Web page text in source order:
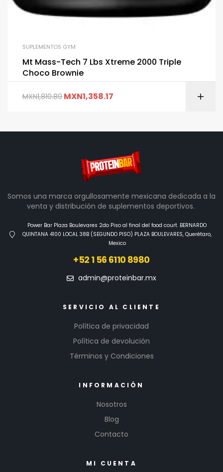
SUPLEMENTOS GYM
Mt Mass-Tech 7 Lbs Xtreme 2000 Triple
Choco Brownie
MXN1,810.89 MXN1,358.17
Somos una marca orgullosamente mexicana dedicada a la
venta y distribución de suplementos deportivos.
Power Bar Plaza Boulevares 2do Piso al final del food court. BERNARDO
QUINTANA 4100 LOCAL 38B (SEGUNDO PISO) PLAZA BOULEVARES, Querétaro,
Mexico
+52 1 56 6110 8980
admin@proteinbar.mx
SERVICIO AL CLIENTE
Política de privacidad
Política de devolución
Términos y Condiciones
INFORMACIÓN
Nosotros
Blog
Contacto
MI CUENTA